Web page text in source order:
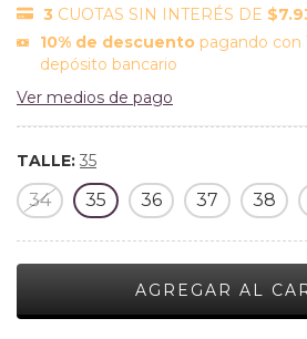
3 CUOTAS SIN INTERÉS DE
10% de descuento pagando con
depósito bancario
Ver medios de pago
TALLE: 35
34 35 36 37 38